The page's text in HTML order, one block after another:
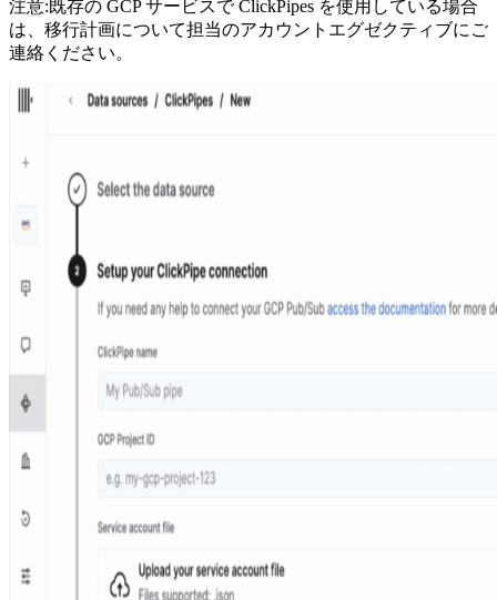
注意:既存の GCP サービスで ClickPipes を使用している場合
は、移行計画について担当のアカウントエグゼクティブにご
連絡ください。